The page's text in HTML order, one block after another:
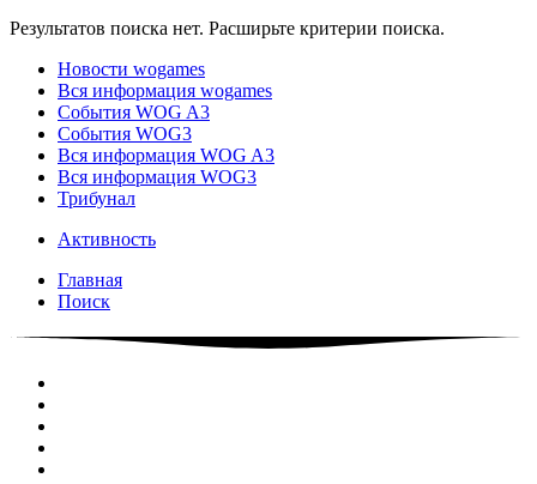
Результатов поиска нет. Расширьте критерии поиска.
Новости wogames
Вся информация wogames
События WOG A3
События WOG3
Вся информация WOG A3
Вся информация WOG3
Трибунал
Активность
Главная
Поиск